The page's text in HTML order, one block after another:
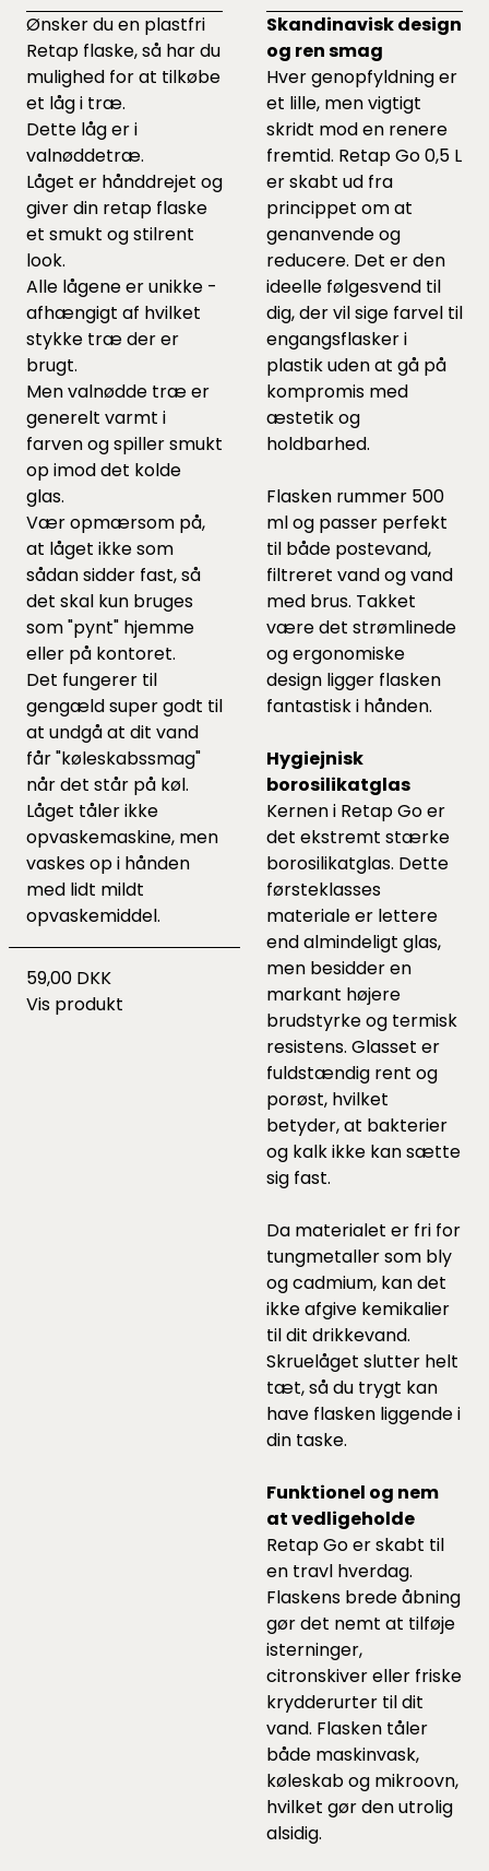
Ønsker du en plastfri
Retap flaske, så har du
mulighed for at tilkøbe
et låg i træ.
Dette låg er i
valnøddetræ.
Låget er hånddrejet og
giver din retap flaske
et smukt og stilrent
look.
Alle lågene er unikke -
afhængigt af hvilket
stykke træ der er
brugt.
Men valnødde træ er
generelt varmt i
farven og spiller smukt
op imod det kolde
glas.
Vær opmærsom på,
at låget ikke som
sådan sidder fast, så
det skal kun bruges
som "pynt" hjemme
eller på kontoret.
Det fungerer til
gengæld super godt til
at undgå at dit vand
får "køleskabssmag"
når det står på køl.
Låget tåler ikke
opvaskemaskine, men
vaskes op i hånden
med lidt mildt
opvaskemiddel.
59,00 DKK
Vis produkt
Skandinavisk design
og ren smag
Hver genopfyldning er
et lille, men vigtigt
skridt mod en renere
fremtid. Retap Go 0,5 L
er skabt ud fra
princippet om at
genanvende og
reducere. Det er den
ideelle følgesvend til
dig, der vil sige farvel til
engangsflasker i
plastik uden at gå på
kompromis med
æstetik og
holdbarhed.
Flasken rummer 500
ml og passer perfekt
til både postevand,
filtreret vand og vand
med brus. Takket
være det strømlinede
og ergonomiske
design ligger flasken
fantastisk i hånden.
Hygiejnisk
borosilikatglas
Kernen i Retap Go er
det ekstremt stærke
borosilikatglas. Dette
førsteklasses
materiale er lettere
end almindeligt glas,
men besidder en
markant højere
brudstyrke og termisk
resistens. Glasset er
fuldstændig rent og
porøst, hvilket
betyder, at bakterier
og kalk ikke kan sætte
sig fast.
Da materialet er fri for
tungmetaller som bly
og cadmium, kan det
ikke afgive kemikalier
til dit drikkevand.
Skruelåget slutter helt
tæt, så du trygt kan
have flasken liggende i
din taske.
Funktionel og nem
at vedligeholde
Retap Go er skabt til
en travl hverdag.
Flaskens brede åbning
gør det nemt at tilføje
isterninger,
citronskiver eller friske
krydderurter til dit
vand. Flasken tåler
både maskinvask,
køleskab og mikroovn,
hvilket gør den utrolig
alsidig.